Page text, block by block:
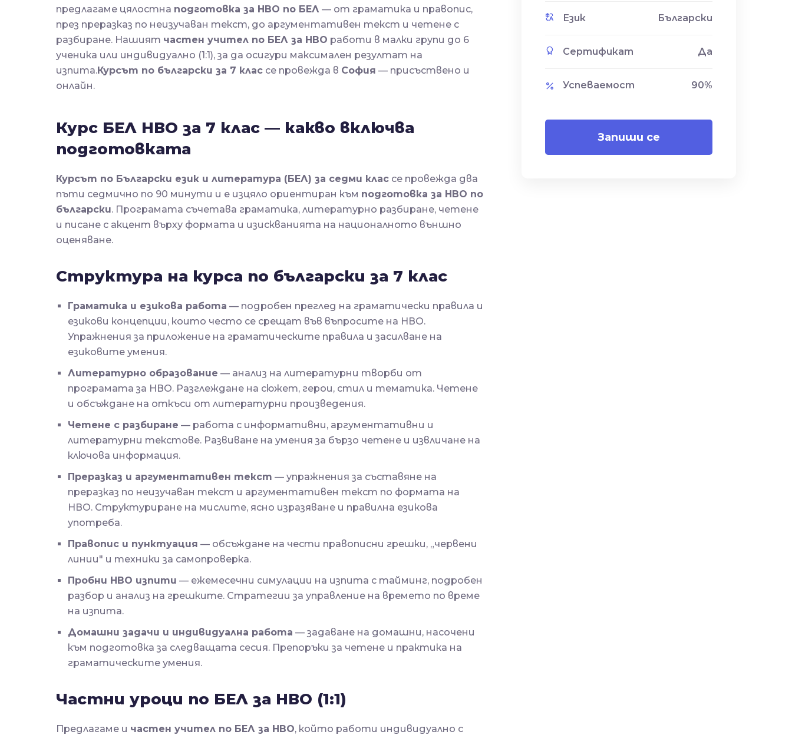
предлагаме цялостна подготовка за НВО по БЕЛ— от граматика и правопис,
през преразказ по неизучаван текст, до аргументативен текст и четене с
разбиране. Нашият частен учител по БЕЛ за НВО работи в малки групи до 6
ученика или индивидуално (1:1), за да осигури максимален резултат на
изпита.Курсът по български за 7 классе провежда в София — присъствено и
онлайн.
Курс БЕЛ НВО за 7 клас — какво включва
подготовката
Курсът по Български език и литература (БЕЛ) за седми классе провежда два
пъти седмично по 90 минути и е изцяло ориентиран към подготовка за НВО по
български. Програмата съчетава граматика, литературно разбиране, четене
и писане с акцент върху формата и изискванията на националното външно
оценяване.
Структура на курса по български за 7 клас
Граматика и езикова работа — подробен преглед на граматически правила и
езикови концепции, които често се срещат във въпросите на НВО.
Упражнения за приложение на граматическите правила и засилване на
езиковите умения.
Литературно образование — анализ на литературни творби от
програмата за НВО. Разглеждане на сюжет, герои, стил и тематика. Четене
и обсъждане на откъси от литературни произведения.
Четене с разбиране — работа с информативни, аргументативни и
литературни текстове. Развиване на умения за бързо четене и извличане на
ключова информация.
Преразказ и аргументативен текст — упражнения за съставяне на
преразказ по неизучаван текст и аргументативен текст по формата на
НВО. Структуриране на мислите, ясно изразяване и правилна езикова
употреба.
Правопис и пунктуация — обсъждане на чести правописни грешки, „червени
линии" и техники за самопроверка.
Пробни НВО изпити — ежемесечни симулации на изпита с тайминг, подробен
разбор и анализ на грешките. Стратегии за управление на времето по време
на изпита.
Домашни задачи и индивидуална работа — задаване на домашни, насочени
към подготовка за следващата сесия. Препоръки за четене и практика на
граматическите умения.
Частни уроци по БЕЛ за НВО (1:1)
Предлагаме и частен учител по БЕЛ за НВО, който работи индивидуално с
Език Български
Сертификат Да
Успеваемост 90%
Запиши се